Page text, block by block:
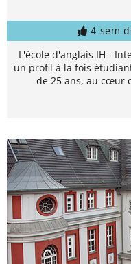
4 sem
L'école d'anglais IH -
un profil à la fois
de 25 ans, au cœur